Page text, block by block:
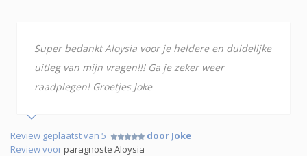
Super bedankt Aloysia voor je heldere en duidelijke
uitleg van mijn vragen!!! Ga je zeker weer
raadplegen! Groetjes Joke
Review geplaatst van 5
door Joke
Review voorparagnoste Aloysia